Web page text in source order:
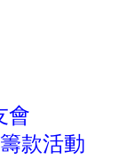
會
款活動